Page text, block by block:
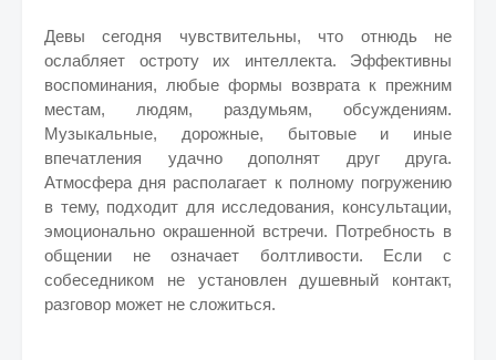
Девы сегодня чувствительны, что отнюдь не
ослабляет остроту их интеллекта. Эффективны
воспоминания, любые формы возврата к прежним
местам, людям, раздумьям, обсуждениям.
Музыкальные, дорожные, бытовые и иные
впечатления удачно дополнят друг друга.
Атмосфера дня располагает к полному погружению
в тему, подходит для исследования, консультации,
эмоционально окрашенной встречи. Потребность в
общении не означает болтливости. Если с
собеседником не установлен душевный контакт,
разговор может не сложиться.